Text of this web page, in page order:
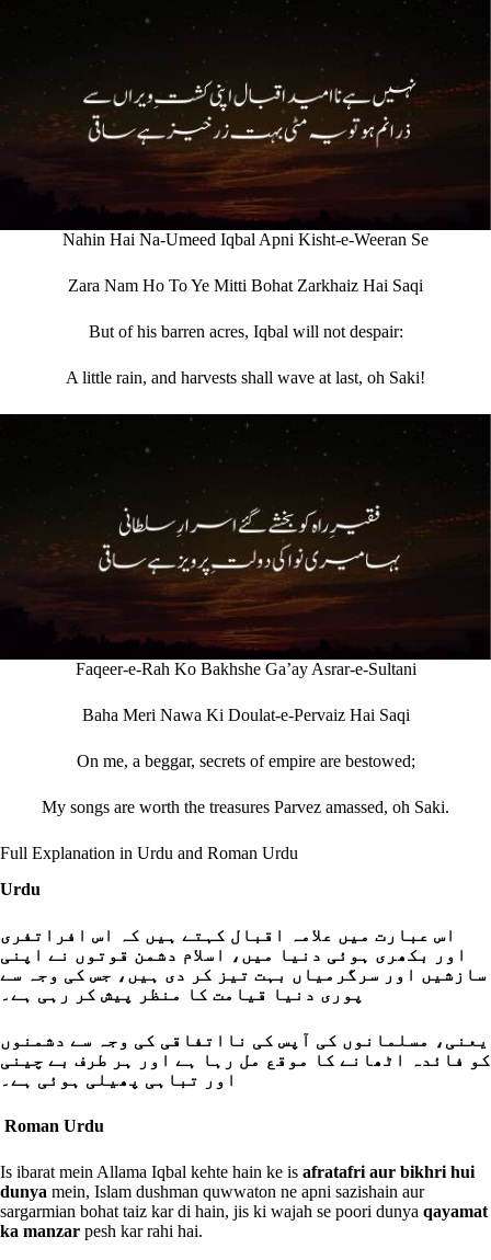
Nahin Hai Na-Umeed Iqbal Apni Kisht-e-Weeran Se
Zara Nam Ho To Ye Mitti Bohat Zarkhaiz Hai Saqi
But of his barren acres, Iqbal will not despair:
A little rain, and harvests shall wave at last, oh Saki!
Faqeer-e-Rah Ko Bakhshe Ga’ay Asrar-e-Sultani
Baha Meri Nawa Ki Doulat-e-Pervaiz Hai Saqi
On me, a beggar, secrets of empire are bestowed;
My songs are worth the treasures Parvez amassed, oh Saki.
Full Explanation in Urdu and Roman Urdu
Urdu
اس عبارت میں علامہ اقبال کہتے ہیں کہ اس افراتفری
اور بکھری ہوئی دنیا میں، اسلام دشمن قوتوں نے اپنی
سازشیں اور سرگرمیاں بہت تیز کر دی ہیں، جس کی وجہ سے
پوری دنیا قیامت کا منظر پیش کر رہی ہے۔
یعنی، مسلمانوں کی آپس کی نااتفاقی کی وجہ سے دشمنوں
کو فائدہ اٹھانے کا موقع مل رہا ہے اور ہر طرف بے چینی
اور تباہی پھیلی ہوئی ہے۔
Roman Urdu
Is ibarat mein Allama Iqbal kehte hain ke is afratafri aur bikhri hui
dunya mein, Islam dushman quwwaton ne apni sazishain aur
sargarmian bohat taiz kar di hain, jis ki wajah se poori dunya qayamat
ka manzar pesh kar rahi hai.